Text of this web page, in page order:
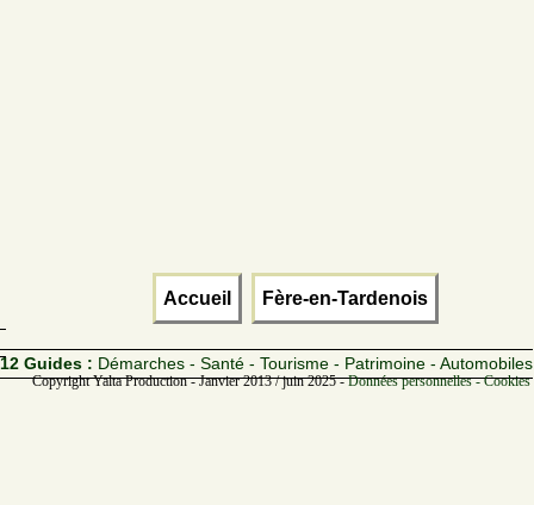
Accueil Fère-en-Tardenois
12 Guides : Démarches - Santé - Tourisme - Patrimoine - Automobiles
Copyright Yalta Production - Janvier 2013 / juin 2025 -Données personnelles -